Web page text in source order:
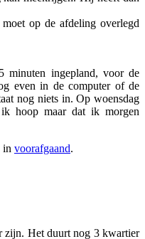
op de afdeling overlegd
minuten ingepland, voor de
even in de computer of de
nog niets in. Op woensdag
hoop maar dat ik morgen
in voorafgaand.
zijn. Het duurt nog 3 kwartier